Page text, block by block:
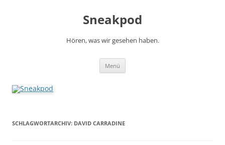
Sneakpod
Hören, was wir gesehen haben.
Menü
SCHLAGWORTARCHIV: DAVID CARRADINE